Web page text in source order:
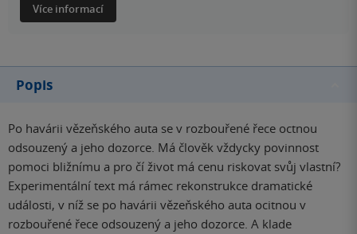
Více informací
Popis
Po havárii vězeňského auta se v rozbouřené řece octnou
odsouzený a jeho dozorce. Má člověk vždycky povinnost
pomoci bližnímu a pro čí život má cenu riskovat svůj vlastní?
Experimentální text má rámec rekonstrukce dramatické
události, v níž se po havárii vězeňského auta ocitnou v
rozbouřené řece odsouzený a jeho dozorce. A klade